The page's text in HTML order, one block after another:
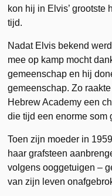
kon hij in Elvis’
tijd.
Nadat Elvis bekend
mee op kamp mocht
gemeenschap en hij
gemeenschap. Zo
Hebrew Academy een
die tijd een enorme som
Toen zijn moeder in
haar grafsteen
volgens ooggetuigen –
van zijn leven